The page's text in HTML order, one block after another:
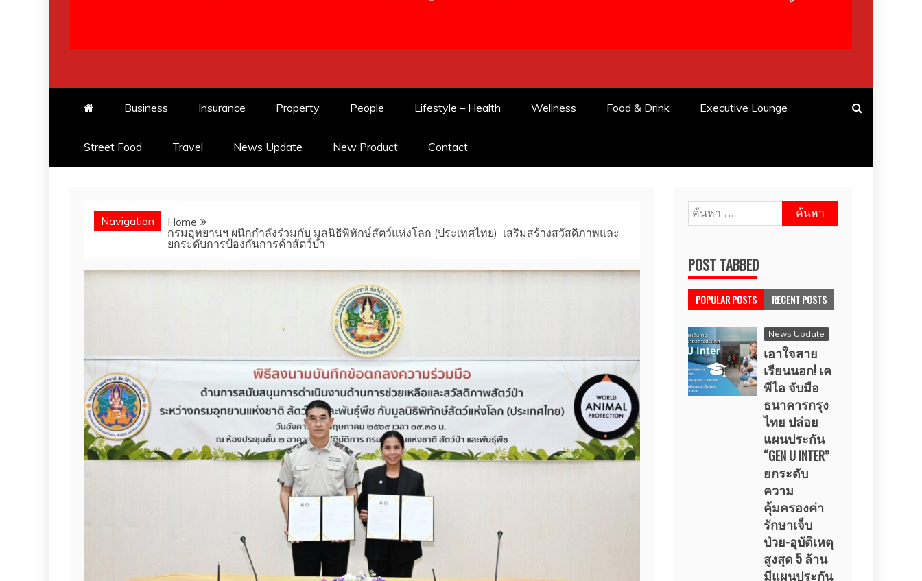
Business Insurance Property People Lifestyle – Health Wellness Food & Drink Executive Lounge
Street Food Travel News Update New Product Contact
Navigation
Home
กรมอุทยานฯ ผนึกกำลังร่วมกับ มูลนิธิพิทักษ์สัตว์แห่งโลก (ประเทศไทย) เสริมสร้างสวัสดิภาพและ
ยกระดับการป้องกันการค้าสัตว์ป่า
ค้นหา
สำหรับ:
POST TABBED
POPULAR POSTS RECENT POSTS
News Update
เอาใจสาย
เรียนนอก! เค
พีไอ จับมือ
ธนาคารกรุง
ไทย ปล่อย
แผนประกัน
“GEN U INTER”
ยกระดับ
ความ
คุ้มครองค่า
รักษาเจ็บ
ป่วย-อุบัติเหตุ
สูงสุด 5 ล้าน
มีแผนประกัน